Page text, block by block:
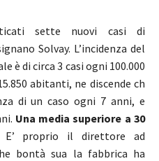
sette nuovi casi di
Solvay. L’incidenza del
è di circa 3 casi ogni 100.000
abitanti, ne discende ch
di un caso ogni 7 anni, e
Una media superiore a 30
proprio il direttore ad
bontà sua la fabbrica ha